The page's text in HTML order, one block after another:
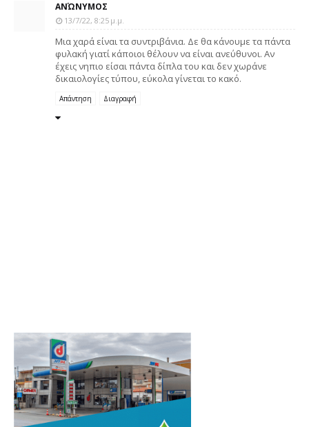
ΑΝΏΝΥΜΟΣ
13/7/22, 8:25 μ.μ.
Μια χαρά είναι τα συντριβάνια. Δε θα κάνουμε τα πάντα
φυλακή γιατί κάποιοι θέλουν να είναι ανεύθυνοι. Αν
έχεις νηπιο είσαι πάντα δίπλα του και δεν χωράνε
δικαιολογίες τύπου, εύκολα γίνεται το κακό.
Απάντηση Διαγραφή